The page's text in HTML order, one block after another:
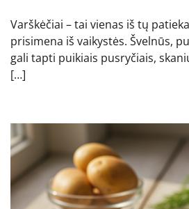
Varškėčiai – tai vienas iš tų
prisimena iš vaikystės. Švelnūs,
gali tapti puikiais pusryčiais,
[…]